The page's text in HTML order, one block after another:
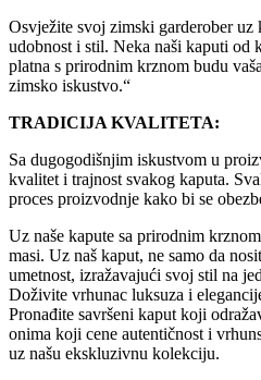
Osvježite svoj zimski garderober uz
udobnost i stil. Neka naši kaputi od
platna s prirodnim krznom budu
zimsko iskustvo.“
TRADICIJA KVALITETA:
Sa dugogodišnjim iskustvom u
kvalitet i trajnost svakog kaputa.
proces proizvodnje kako bi se
Uz naše kapute sa prirodnim
masi. Uz naš kaput, ne samo da
umetnost, izražavajući svoj stil na
Doživite vrhunac luksuza i
Pronađite savršeni kaput koji
onima koji cene autentičnost i
uz našu ekskluzivnu kolekciju.